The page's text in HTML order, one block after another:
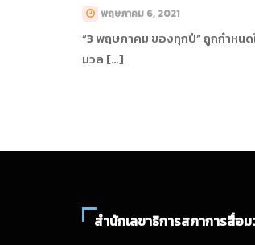
พฤษภาคม 6, 2021
“3 พฤษภาคม ของทุกปี” ถูกกำหน
มวล […]
สำนักเลขาธิการสภาการสื่อ